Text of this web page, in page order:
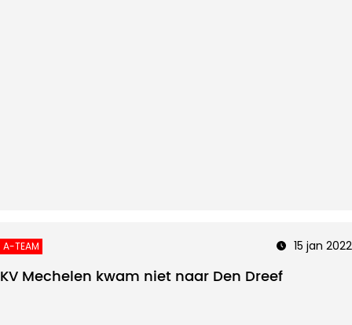
A-TEAM 15 jan 2022
KV Mechelen kwam niet naar Den Dreef